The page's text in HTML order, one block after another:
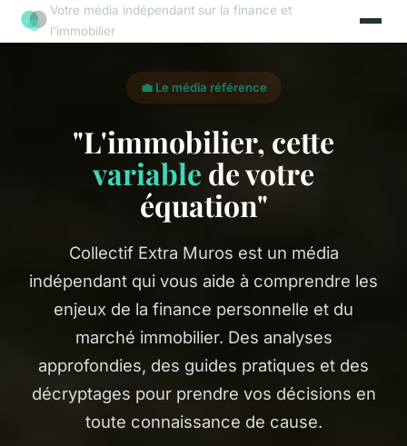
Votre média indépendant sur la finance et
l'immobilier
💼 Le média référence
"L'immobilier, cette
variable de votre
équation"
Collectif Extra Muros est un média
indépendant qui vous aide à comprendre les
enjeux de la finance personnelle et du
marché immobilier. Des analyses
approfondies, des guides pratiques et des
décryptages pour prendre vos décisions en
toute connaissance de cause.